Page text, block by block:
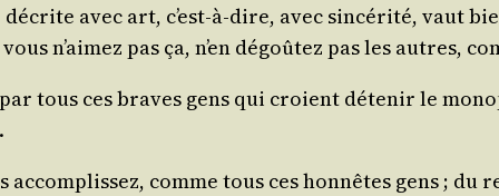
avec art, c’est-à-dire, avec sin­cé­ri­té, vaut
n’ai­mez pas ça, n’en dégoû­tez pas les autres,
tous ces braves gens qui croient déte­nir le
accom­plis­sez, comme tous ces hon­nêtes gens ; du